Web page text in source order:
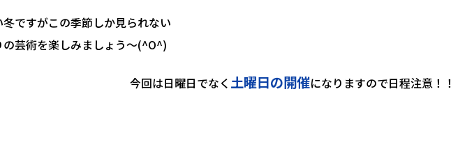
冬ですがこの季節しか見られない
の芸術を楽しみましょう～(^O^)
今回は日曜日でなく 土曜日の開催になりますので日程注意！！